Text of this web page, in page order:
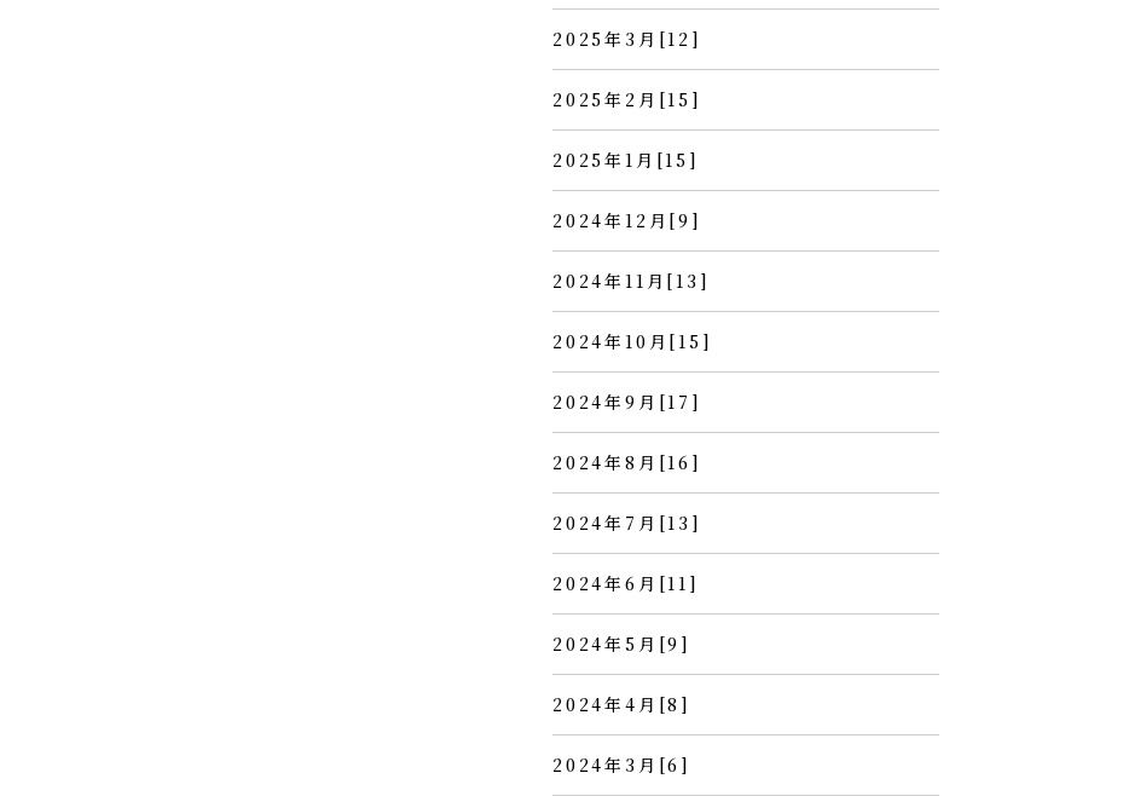
2025年3月[12]
2025年2月[15]
2025年1月[15]
2024年12月[9]
2024年11月[13]
2024年10月[15]
2024年9月[17]
2024年8月[16]
2024年7月[13]
2024年6月[11]
2024年5月[9]
2024年4月[8]
2024年3月[6]